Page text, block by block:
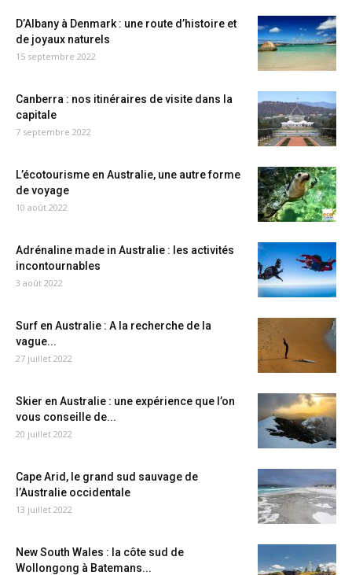
D’Albany à Denmark : une route d’histoire et
de joyaux naturels
15 septembre 2022
Canberra : nos itinéraires de visite dans la
capitale
7 septembre 2022
L’écotourisme en Australie, une autre forme
de voyage
10 août 2022
Adrénaline made in Australie : les activités
incontournables
3 août 2022
Surf en Australie : A la recherche de la
vague...
27 juillet 2022
Skier en Australie : une expérience que l’on
vous conseille de...
20 juillet 2022
Cape Arid, le grand sud sauvage de
l’Australie occidentale
13 juillet 2022
New South Wales : la côte sud de
Wollongong à Batemans...